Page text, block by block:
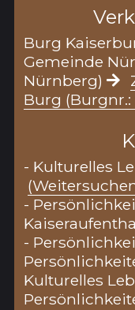
Burg
Gemeinde
Nürnberg)
Burg (Burgnr.:
- Kulturelles
-
-
Kulturelles